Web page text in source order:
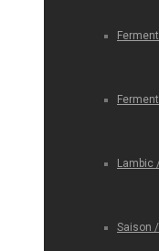
Lambic
Saison